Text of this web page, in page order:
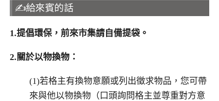
✍️給來賓的話
1.提倡環保，前來市集請自備提袋。
2. 關於以物換物：
(1)若格主有換物意願或列出徵求物品，您可帶
來與他以物換物（口頭詢問格主並尊重對方意